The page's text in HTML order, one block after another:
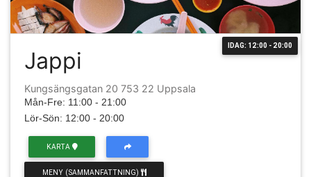
IDAG: 12:00 - 20:00
Jappi
Kungsängsgatan 20 753 22 Uppsala
Mån-Fre: 11:00 - 21:00
Lör-Sön: 12:00 - 20:00
KARTA
MENY (SAMMANFATTNING)